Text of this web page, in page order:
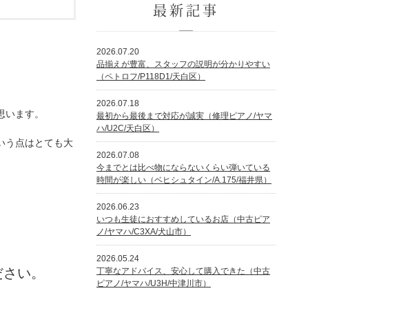
ます。
う点はとても大
い。
最新記事
2026.07.20
品揃えが豊富、スタッフの説明が分かりやすい
（ペトロフ/P118D1/天白区）
2026.07.18
最初から最後まで対応が誠実（修理ピアノ/ヤマ
ハ/U2C/天白区）
2026.07.08
今までとは比べ物にならないくらい弾いている
時間が楽しい（ベヒシュタイン/A.175/福井県）
2026.06.23
いつも生徒におすすめしているお店（中古ピア
ノ/ヤマハ/C3XA/犬山市）
2026.05.24
丁寧なアドバイス、安心して購入できた（中古
ピアノ/ヤマハ/U3H/中津川市）